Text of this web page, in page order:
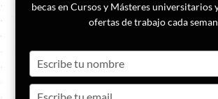
becas en Cursos y Másteres universitarios
ofertas de trabajo cada
your
name